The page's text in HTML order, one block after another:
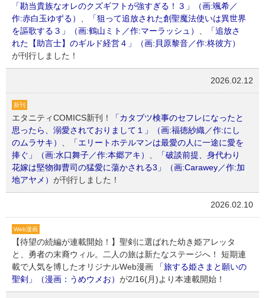
「勘当貴族なオレのクズギフトが強すぎる！３」（画:颯希／
作:赤白玉ゆずる）
「狙って追放された創聖魔法使いは異世界
を謳歌する３」（画:鶴山ミト／作:マーラッシュ）
「追放さ
れた【助言士】のギルド経営４」（画:貝原黎音／作:柊彼方）
が刊行しました！
2026.02.12
新刊
エタニティCOMICS新刊！
「カタブツ検事のセフレになったと
思ったら、溺愛されておりまして１」（画:福徳紗織／作:にし
のムラサキ）
「エリートホテルマンは最愛の人に一途に愛を
捧ぐ」（画:水口舞子／作:本郷アキ）
「破談前提、身代わり
花嫁は堅物御曹司の猛愛に蕩かされる3」（画:Carawey／作:加
地アヤメ） が刊行しました！
2026.02.10
Web漫画
【待望の続編が連載開始！】聖剣に選ばれた幼き姫アレッタ
と、勇者の末裔ウィル。二人の旅は新たなステージへ！ 短期連
載で人気を博したオリジナルWeb漫画 「旅する姫さまと願いの
聖剣」（漫画：うめウメお） が2/16(月)より本連載開始！